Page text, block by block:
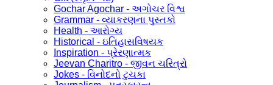
Gochar Agochar - અગોચર વિશ્વ
Grammar - વ્યાકરણના પુસ્તકો
Health - આરોગ્ય
Historical - ઇતિહાસવિષયક
Inspiration - પ્રેરણાત્મક
Jeevan Charitro - જીવન ચરિત્રો
Jokes - વિનોદનો ટુચકા